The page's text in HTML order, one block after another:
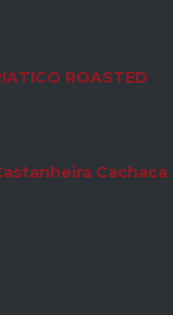
ROASTED
Cachaca